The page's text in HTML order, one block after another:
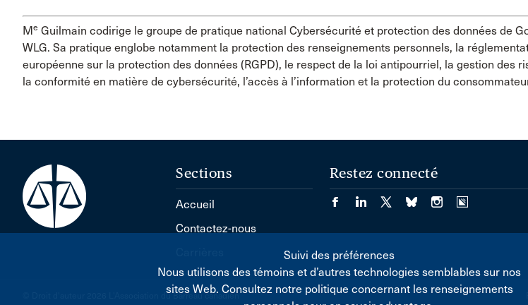
Me Guilmain codirige le groupe de pratique national Cybersécurité et protection des données de
WLG. Sa pratique englobe notamment la protection des renseignements personnels, la
européenne sur la protection des données (RGPD), le respect de la loi antipourriel, la gestion des
la conformité en matière de cybersécurité, l’accès à l’information et la protection du
Sections
Accueil
Contactez-nous
Restez connecté
© Droit d'auteur 2026 L'Association du Barreau canadien
Suivi des préférences
Nous utilisons des témoins et d’autres technologies semblables sur nos
sites Web. Consultez notre politique concernant les renseignements